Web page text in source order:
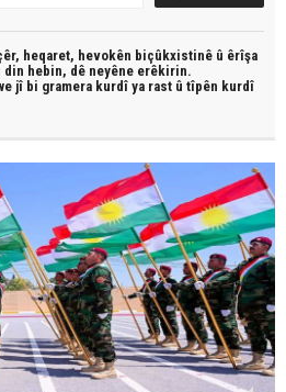
heqaret, hevokên biçûkxistinê û êrîşa
din hebin, dê neyêne erêkirin.
jî bi gramera kurdî ya rast û tîpên kurdî